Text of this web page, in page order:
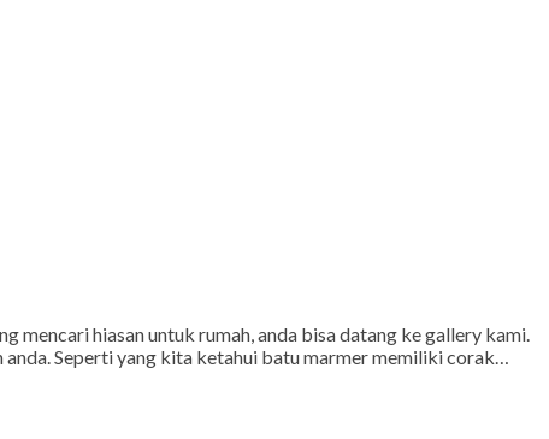
mencari hiasan untuk rumah, anda bisa datang ke gallery kami.
Seperti yang kita ketahui batu marmer memiliki corak…